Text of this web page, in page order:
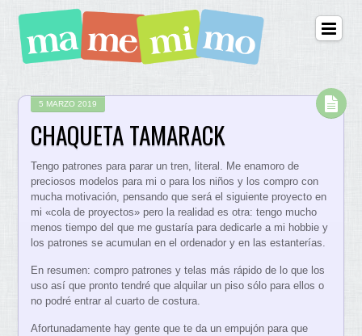
5 MARZO 2019
CHAQUETA TAMARACK
Tengo patrones para parar un tren, literal. Me enamoro de
preciosos modelos para mi o para los niños y los compro con
mucha motivación, pensando que será el siguiente proyecto en
mi «cola de proyectos» pero la realidad es otra: tengo mucho
menos tiempo del que me gustaría para dedicarle a mi hobbie y
los patrones se acumulan en el ordenador y en las estanterías.
En resumen: compro patrones y telas más rápido de lo que los
uso así que pronto tendré que alquilar un piso sólo para ellos o
no podré entrar al cuarto de costura.
Afortunadamente hay gente que te da un empujón para que